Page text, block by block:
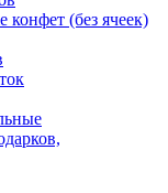
конфет (без ячеек)